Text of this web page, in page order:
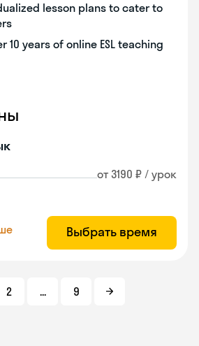
lesson plans to cater to
10 years of online ESL teaching
от 3190 ₽ / урок
Выбрать время
2 ... 9